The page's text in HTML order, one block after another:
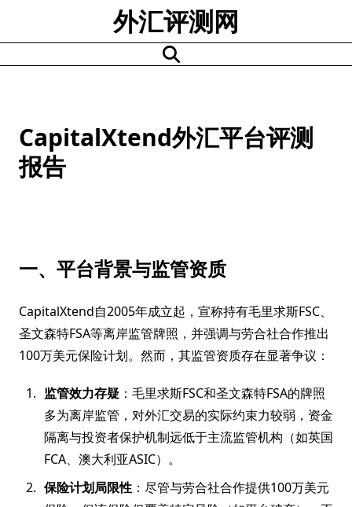
content
外汇评测网
CapitalXtend外汇平台评测
报告
一、平台背景与监管资质
CapitalXtend自2005年成立起，宣称持有毛里求斯FSC、
圣文森特FSA等离岸监管牌照，并强调与劳合社合作推出
100万美元保险计划。然而，其监管资质存在显著争议：
监管效力存疑 ：毛里求斯FSC和圣文森特FSA的牌照
多为离岸监管，对外汇交易的实际约束力较弱，资金
隔离与投资者保护机制远低于主流监管机构（如英国
FCA、澳大利亚ASIC）。
保险计划局限性 ：尽管与劳合社合作提供100万美元